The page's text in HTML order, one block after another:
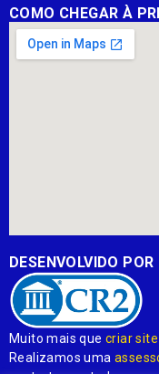
COMO CHEGAR À
DESENVOLVIDO POR
Muito mais quecriar site
Realizamos uma